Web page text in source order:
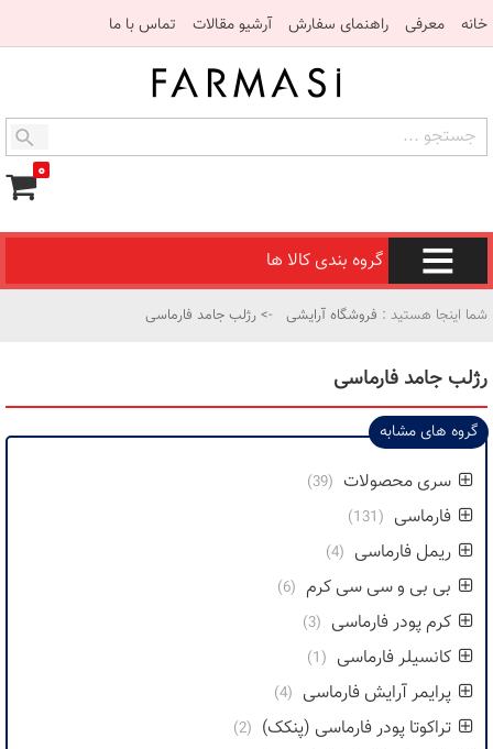
خانه معرفی راهنمای سفارش آرشیو مقالات تماس با ما
۰
گروه بندی کالا ها
شما اینجا هستید : فروشگاه آرایشی -> رژلب جامد فارماسی
رژلب جامد فارماسی
گروه های مشابه
سری محصولات (39)
فارماسی (131)
ریمل فارماسی (4)
بی بی و سی سی کرم (6)
کرم پودر فارماسی (3)
کانسیلر فارماسی (1)
پرایمر آرایش فارماسی (4)
تراکوتا پودر فارماسی (پنکک) (2)